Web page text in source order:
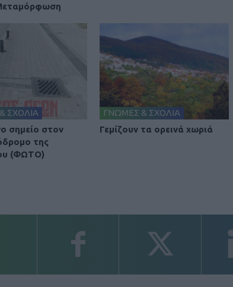
ΣΧΟΛΙΑ
σημείο στον
της
(ΦΩΤΟ)
ΓΝΩΜΕΣ & ΣΧΟΛΙΑ
Γεμίζουν τα ορεινά χωριά